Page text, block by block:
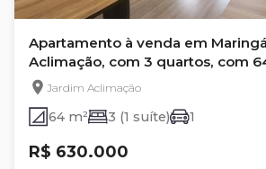
Apartamento à venda em
Aclimação, com 3 quartos, com
RESIDENCE
Jardim Aclimação
64 m² 3 (1 suíte) 1
R$ 630.000